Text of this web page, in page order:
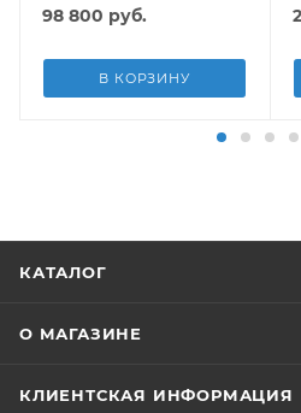
подст.
98 800 руб.
В КОРЗИНУ
КАТАЛОГ
О МАГАЗИНЕ
КЛИЕНТСКАЯ ИНФОРМАЦИЯ